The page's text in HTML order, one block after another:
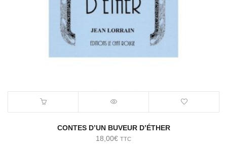
CONTES D’UN BUVEUR D’ÉTHER
18,00€ TTC